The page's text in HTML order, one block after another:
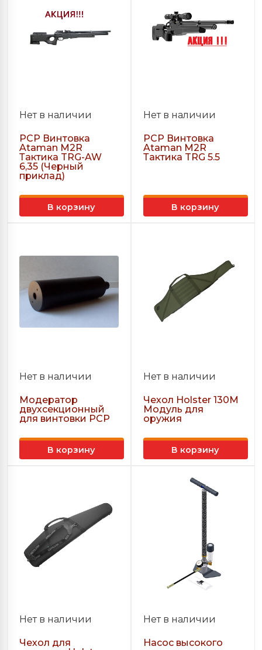
Нет в наличии
PCP Винтовка
Ataman М2R
Тактика TRG-AW
6,35 (Черный
приклад)
В корзину
Нет в наличии
PCP Винтовка
Ataman М2R
Тактика TRG 5.5
В корзину
Нет в наличии
Модератор
двухсекционный
для винтовки PCP
В корзину
Нет в наличии
Чехол Holster 130М
Модуль для
оружия
В корзину
Нет в наличии
Чехол для
Нет в наличии
Насос высокого